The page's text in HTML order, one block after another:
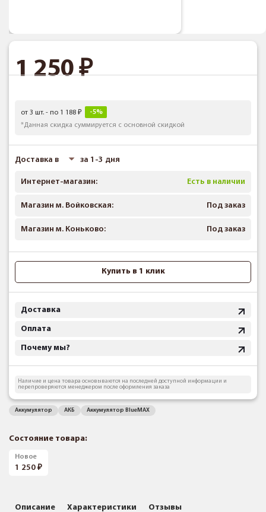
1 250
от 3 шт. - по 1 188
-5%
*Данная скидка суммируется с основной скидкой
Доставка в за 1-3 дня
Интернет-магазин: Есть в наличии
Магазин м. Войковская: Под заказ
Магазин м. Коньково: Под заказ
Купить в 1 клик
Доставка
Оплата
Почему мы?
Наличие и цена товара основываются на последней доступной информации и
перепроверяются менеджером после оформления заказа
Аккумулятор АКБ Аккумулятор BlueMAX
Состояние товара:
Новое
1 250
Описание Характеристики Отзывы